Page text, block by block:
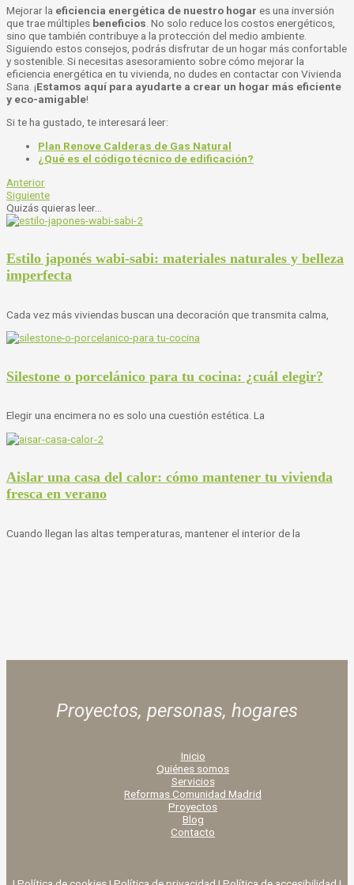
Mejorar la eficiencia energética de nuestro hogar es una inversión
que trae múltiples beneficios . No solo reduce los costos energéticos,
sino que también contribuye a la protección del medio ambiente.
Siguiendo estos consejos, podrás disfrutar de un hogar más confortable
y sostenible. Si necesitas asesoramiento sobre cómo mejorar la
eficiencia energética en tu vivienda, no dudes en contactar con Vivienda
Sana. ¡Estamos aquí para ayudarte a crear un hogar más eficiente
y eco-amigable!
Si te ha gustado, te interesará leer:
Plan Renove Calderas de Gas Natural
¿Qué es el código técnico de edificación?
Anterior
Siguiente
Quizás quieras leer...
Estilo japonés wabi-sabi: materiales naturales y belleza
imperfecta
Cada vez más viviendas buscan una decoración que transmita calma,
Silestone o porcelánico para tu cocina: ¿cuál elegir?
Elegir una encimera no es solo una cuestión estética. La
Aislar una casa del calor: cómo mantener tu vivienda
fresca en verano
Cuando llegan las altas temperaturas, mantener el interior de la
Proyectos, personas, hogares
Inicio
Quiénes somos
Servicios
Reformas Comunidad Madrid
Proyectos
Blog
Contacto